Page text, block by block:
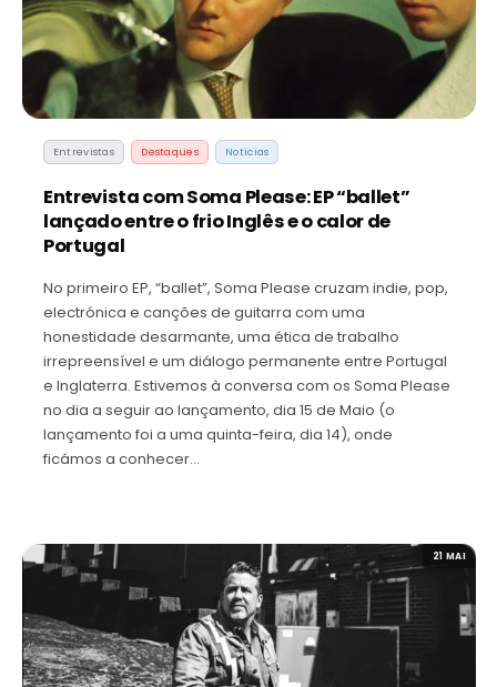
Entrevistas Destaques Noticias
Entrevista com Soma Please: EP “ballet”
lançado entre o frio Inglês e o calor de
Portugal
No primeiro EP, “ballet”, Soma Please cruzam indie, pop,
electrónica e canções de guitarra com uma
honestidade desarmante, uma ética de trabalho
irrepreensível e um diálogo permanente entre Portugal
e Inglaterra. Estivemos à conversa com os Soma Please
no dia a seguir ao lançamento, dia 15 de Maio (o
lançamento foi a uma quinta-feira, dia 14), onde
ficámos a conhecer…
21 MAI